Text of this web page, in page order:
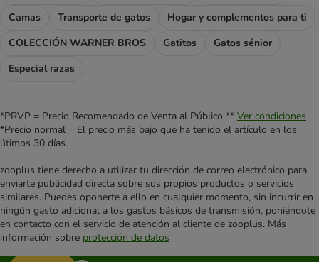
Camas
Transporte de gatos
Hogar y complementos para ti
COLECCIÓN WARNER BROS
Gatitos
Gatos sénior
Especial razas
*PRVP = Precio Recomendado de Venta al Público ** Ver condiciones
*Precio normal = El precio más bajo que ha tenido el artículo en los
útimos 30 días.
zooplus tiene derecho a utilizar tu dirección de correo electrónico para
enviarte publicidad directa sobre sus propios productos o servicios
similares. Puedes oponerte a ello en cualquier momento, sin incurrir en
ningún gasto adicional a los gastos básicos de transmisión, poniéndote
en contacto con el servicio de atención al cliente de zooplus. Más
información sobre protección de datos